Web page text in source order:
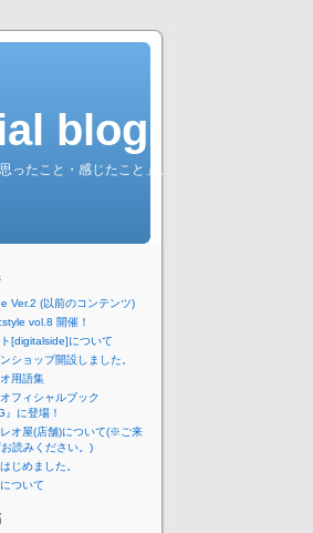
blog.
たこと・感じたこと」。
Ver.2 (以前のコンテンツ)
vol.8 開催！
[digitalside]について
ショップ開設しました。
用語集
フィシャルブック
』に登場！
オ屋(店舗)について(※ご来
読みください。)
じめました。
ついて